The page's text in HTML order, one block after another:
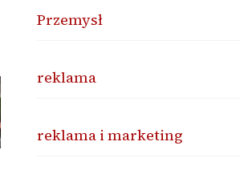
Przemysł
reklama
reklama i marketing